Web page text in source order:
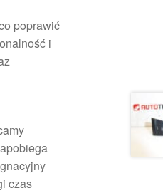
poprawić
i
czas